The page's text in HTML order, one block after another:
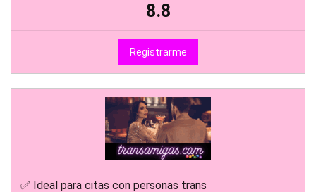
8.8
Registrarme
✅ Ideal para citas con personas trans